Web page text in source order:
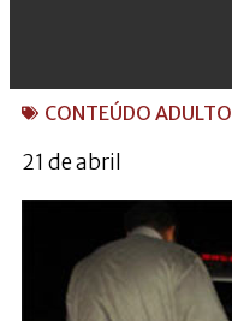
CONTEÚDO ADULTO
21 de abril